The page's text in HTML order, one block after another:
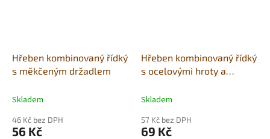
Hřeben kombinovaný řídký
s měkčeným držadlem
Skladem
46 Kč bez DPH
56 Kč
Hřeben kombinovaný řídký
s ocelovými hroty a
Skladem
57 Kč bez DPH
69 Kč